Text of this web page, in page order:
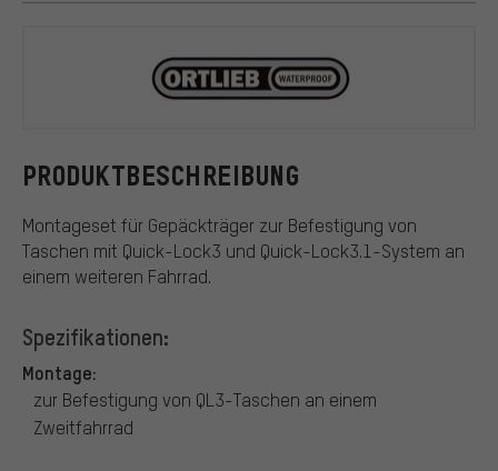
PRODUKTBESCHREIBUNG
Montageset für Gepäckträger zur Befestigung von
Taschen mit Quick-Lock3 und Quick-Lock3.1-System an
einem weiteren Fahrrad.
Spezifikationen:
Montage:
zur Befestigung von QL3-Taschen an einem
Zweitfahrrad
ORTLIEB